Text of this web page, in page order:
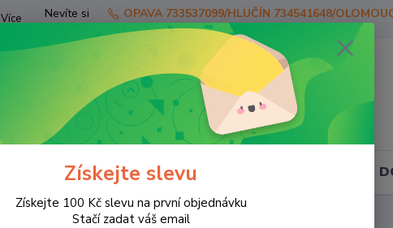
Více
Hledat
Nevíte si
rady?
Zavolejte.
OPAVA 733537099/HLUČÍN 734541648/
SKÚTRY PRO JEZDCE
MOTO GLAD Motorové díly
Získejte slevu
Získejte 100 Kč slevu na první objednávku
Stačí zadat váš email